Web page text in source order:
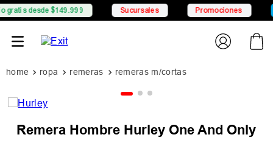
$149.999 Sucursales Promociones
ropa remeras remeras m/cortas
Remera Hombre Hurley One And Only